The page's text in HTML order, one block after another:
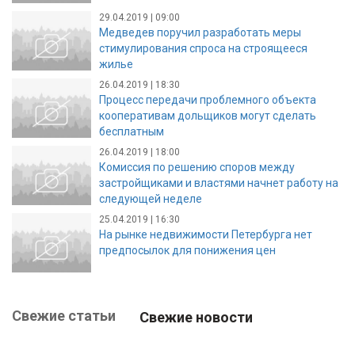
29.04.2019 | 09:00
Медведев поручил разработать меры
стимулирования спроса на строящееся
жилье
26.04.2019 | 18:30
Процесс передачи проблемного объекта
кооперативам дольщиков могут сделать
бесплатным
26.04.2019 | 18:00
Комиссия по решению споров между
застройщиками и властями начнет работу на
следующей неделе
25.04.2019 | 16:30
На рынке недвижимости Петербурга нет
предпосылок для понижения цен
Свежие статьи Свежие новости